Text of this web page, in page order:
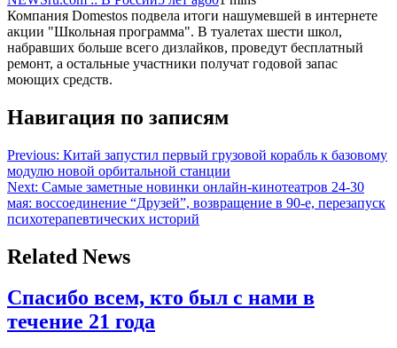
Компания Domestos подвела итоги нашумевшей в интернете
акции "Школьная программа". В туалетах шести школ,
набравших больше всего дизлайков, проведут бесплатный
ремонт, а остальные участники получат годовой запас
моющих средств.
Навигация по записям
Previous: Китай запустил первый грузовой корабль к базовому
модулю новой орбитальной станции
Next: Самые заметные новинки онлайн-кинотеатров 24-30
мая: воссоединение “Друзей”, возвращение в 90-е, перезапуск
психотерапевтических историй
Related News
Спасибо всем, кто был с нами в
течение 21 года